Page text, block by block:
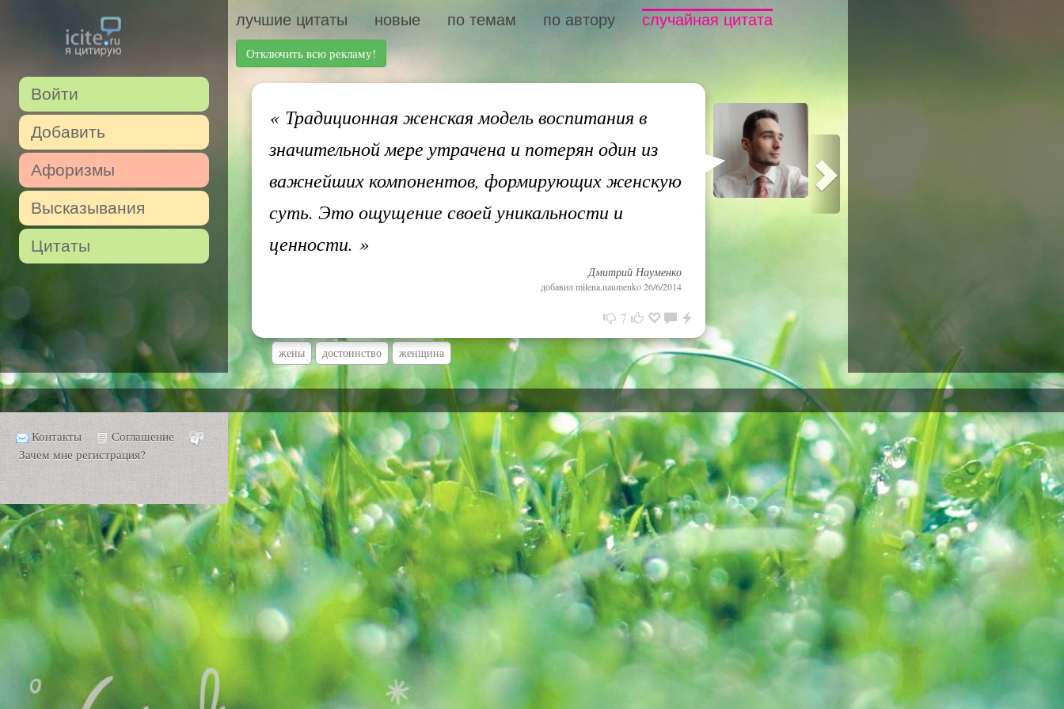
Войти
Добавить
Афоризмы
Высказывания
Цитаты
лучшие цитаты новые по темам по автору случайная цитата
Отключить всю рекламу!
«Традиционная женская модель воспитания в
значительной мере утрачена и потерян один из
важнейших компонентов, формирующих женскую
суть. Это ощущение своей уникальности и
ценности. »
Дмитрий Науменко
добавилmilena.naumenko26/6/2014
7
жены достоинство женщина
Контакты
Соглашение
Зачем мне регистрация?